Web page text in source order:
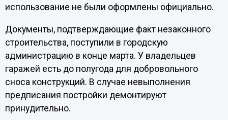
использование не были оформлены официально.
Документы, подтверждающие факт незаконного
строительства, поступили в городскую
администрацию в конце марта. У владельцев
гаражей есть до полугода для добровольного
сноса конструкций. В случае невыполнения
предписания постройки демонтируют
принудительно.